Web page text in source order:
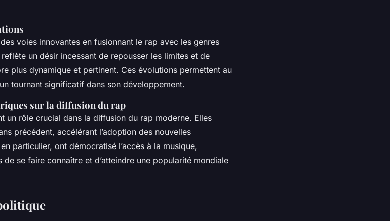
voies innovantes en fusionnant le rap avec les genres
un désir incessant de repousser les limites et de
plus dynamique et pertinent. Ces évolutions permettent au
tournant significatif dans son développement.
sur la diffusion du rap
un rôle crucial dans la diffusion du rap moderne. Elles
précédent, accélérant l’adoption des nouvelles
particulier, ont démocratisé l’accès à la musique,
se faire connaître et d’atteindre une popularité mondiale